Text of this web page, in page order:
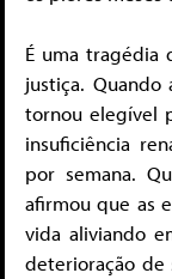
É uma tragédia
justiça.
tornou elegível
insuficiência
por semana.
afirmou que as
vida aliviando
deterioração de